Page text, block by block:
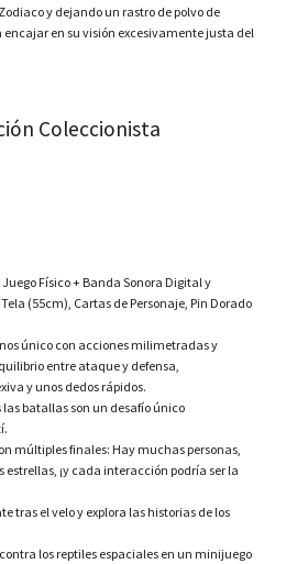
y dejando un rastro de polvo de
en su visión excesivamente justa del
Coleccionista
Juego Físico + Banda Sonora Digital y
(55cm), Cartas de Personaje, Pin Dorado
único con acciones milimetradas y
entre ataque y defensa,
y unos dedos rápidos.
batallas son un desafío único
múltiples finales: Hay muchas personas,
estrellas, ¡y cada interacción podría ser la
tras el velo y explora las historias de los
los reptiles espaciales en un minijuego